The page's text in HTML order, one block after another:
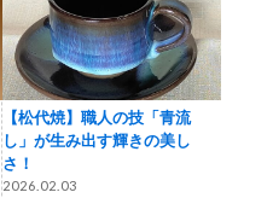
【松代焼】職人の技「青流
し」が生み出す輝きの美し
さ！
2026.02.03